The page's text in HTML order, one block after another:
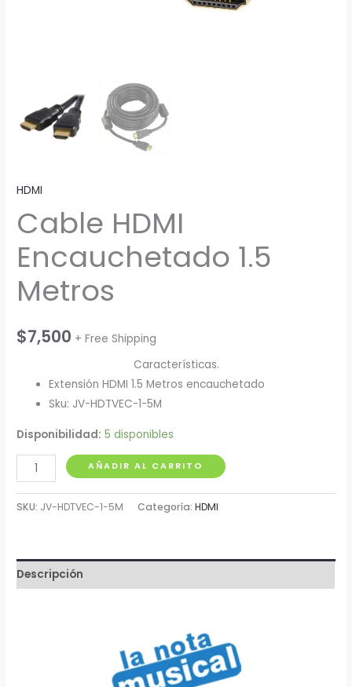
HDMI
Cable HDMI
Encauchetado 1.5
Metros
$7,500 + Free Shipping
Características.
Extensión HDMI 1.5 Metros encauchetado
Sku: JV-HDTVEC-1-5M
Disponibilidad: 5 disponibles
Cable
HDMI
Encauchetado
cantidad
AÑADIR AL CARRITO
SKU: JV-HDTVEC-1-5M Categoría:HDMI
Descripción